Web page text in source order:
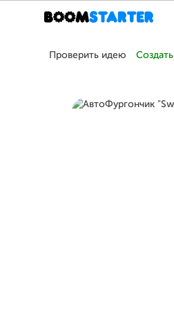
Проверить идею Создать